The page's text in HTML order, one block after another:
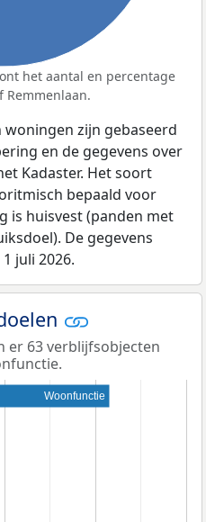
het aantal en percentage
Remmenlaan.
zijn gebaseerd
en de gegevens over
Kadaster. Het soort
bepaald voor
is huisvest (panden met
De gegevens
juli 2026.
er 63 verblijfsobjecten
Woonfunctie